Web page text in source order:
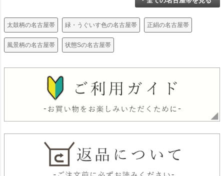
太鼓柄の名古屋帯 緑・うぐいす色の名古屋帯 正絹の名古屋帯
風景柄の名古屋帯 状態Sの名古屋帯